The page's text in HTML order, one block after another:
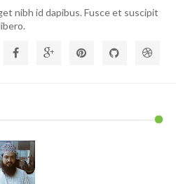
nibh id dapibus. Fusce et suscipit